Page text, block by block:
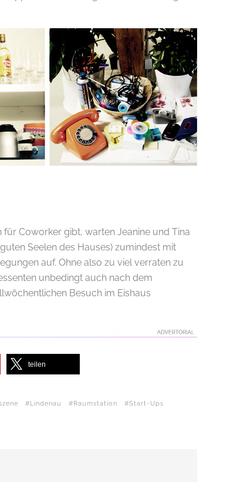
Coworker gibt, warten Jeanine und Tina
Seelen des Hauses) zumindest mit
auf. Ohne also zu viel verraten zu
unbedingt auch nach dem
Besuch im Eishaus
teilen
Lindenau Raumstation
Start-Ups